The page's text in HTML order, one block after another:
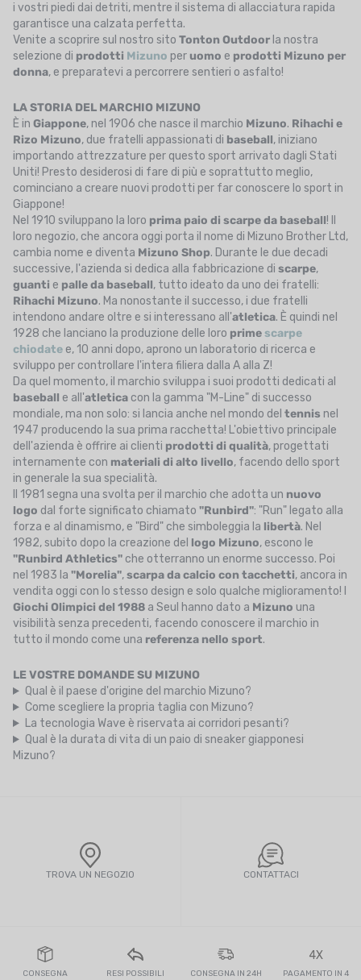
i vostri piedi dai detriti, mentre il sistema di allacciatura rapida
garantisce una calzata perfetta.
Venite a scoprire sul nostro sito Tonton Outdoor la nostra
selezione di prodotti Mizuno per uomo e prodotti Mizuno per
donna, e preparatevi a percorrere sentieri o asfalto!
LA STORIA DEL MARCHIO MIZUNO
È in Giappone, nel 1906 che nasce il marchio Mizuno. Rihachi e
Rizo Mizuno, due fratelli appassionati di baseball, iniziano
importando attrezzature per questo sport arrivato dagli Stati
Uniti! Presto desiderosi di fare di più e soprattutto meglio,
cominciano a creare nuovi prodotti per far conoscere lo sport in
Giappone!
Nel 1910 sviluppano la loro prima paio di scarpe da baseball! Il
loro negozio, che ancora oggi porta il nome di Mizuno Brother Ltd,
cambia nome e diventa Mizuno Shop. Durante le due decadi
successive, l'azienda si dedica alla fabbricazione di scarpe,
guanti e palleda baseball, tutto ideato da uno dei fratelli:
Rihachi Mizuno. Ma nonostante il successo, i due fratelli
intendono andare oltre e si interessano all'atletica. È quindi nel
1928 che lanciano la produzione delle loro primescarpe
chiodate e, 10 anni dopo, aprono un laboratorio di ricerca e
sviluppo per controllare l'intera filiera dalla A alla Z!
Da quel momento, il marchio sviluppa i suoi prodotti dedicati al
baseball e all'atletica con la gamma "M-Line" di successo
mondiale, ma non solo: si lancia anche nel mondo del tennis nel
1947 producendo la sua prima racchetta! L'obiettivo principale
dell'azienda è offrire ai clienti prodotti di qualità, progettati
internamente con materiali di alto livello, facendo dello sport
in generale la sua specialità.
Il 1981 segna una svolta per il marchio che adotta un nuovo
logo dal forte significato chiamato "Runbird": "Run" legato alla
forza e al dinamismo, e "Bird" che simboleggia la libertà. Nel
1982, subito dopo la creazione del logo Mizuno, escono le
"Runbird Athletics" che otterranno un enorme successo. Poi
nel 1983 la "Morelia",scarpa da calcio con tacchetti, ancora in
vendita oggi con lo stesso design e solo qualche miglioramento! I
Giochi Olimpici del 1988 a Seul hanno dato a Mizuno una
visibilità senza precedenti, facendo conoscere il marchio in
tutto il mondo come una referenza nello sport.
LE VOSTRE DOMANDE SU MIZUNO
Qual è il paese d'origine del marchio Mizuno?
Come scegliere la propria taglia con Mizuno?
La tecnologia Wave è riservata ai corridori pesanti?
Qual è la durata di vita di un paio di sneaker giapponesi
Mizuno?
TROVA UN NEGOZIO CONTATTACI
CONSEGNA RESI POSSIBILI CONSEGNA IN 24H
4X
PAGAMENTO IN 4